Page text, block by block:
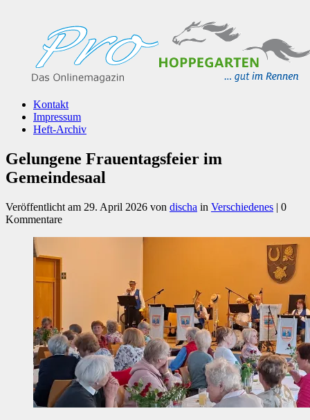
Kontakt
Impressum
Heft-Archiv
Gelungene Frauentagsfeier im
Gemeindesaal
Veröffentlicht am 29. April 2026 von discha in Verschiedenes | 0
Kommentare